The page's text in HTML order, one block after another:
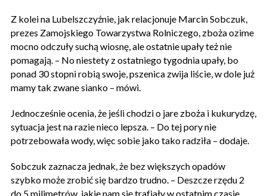
Z kolei na Lubelszczyźnie, jak relacjonuje Marcin Sobczuk,
prezes Zamojskiego Towarzystwa Rolniczego, zboża ozime
mocno odczuły suchą wiosnę, ale ostatnie upały też nie
pomagają. – No niestety z ostatniego tygodnia upały, bo
ponad 30 stopni robią swoje, pszenica zwija liście, w dole już
mamy tak zwane sianko – mówi.
Jednocześnie ocenia, że jeśli chodzi o jare zboża i kukurydzę,
sytuacja jest na razie nieco lepsza. – Do tej pory nie
potrzebowała wody, więc sobie jako tako radziła – dodaje.
Sobczuk zaznacza jednak, że bez większych opadów
szybko może zrobić się bardzo trudno. – Deszcze rzędu 2
do 5 milimetrów, jakie nam się trafiały w ostatnim czasie,